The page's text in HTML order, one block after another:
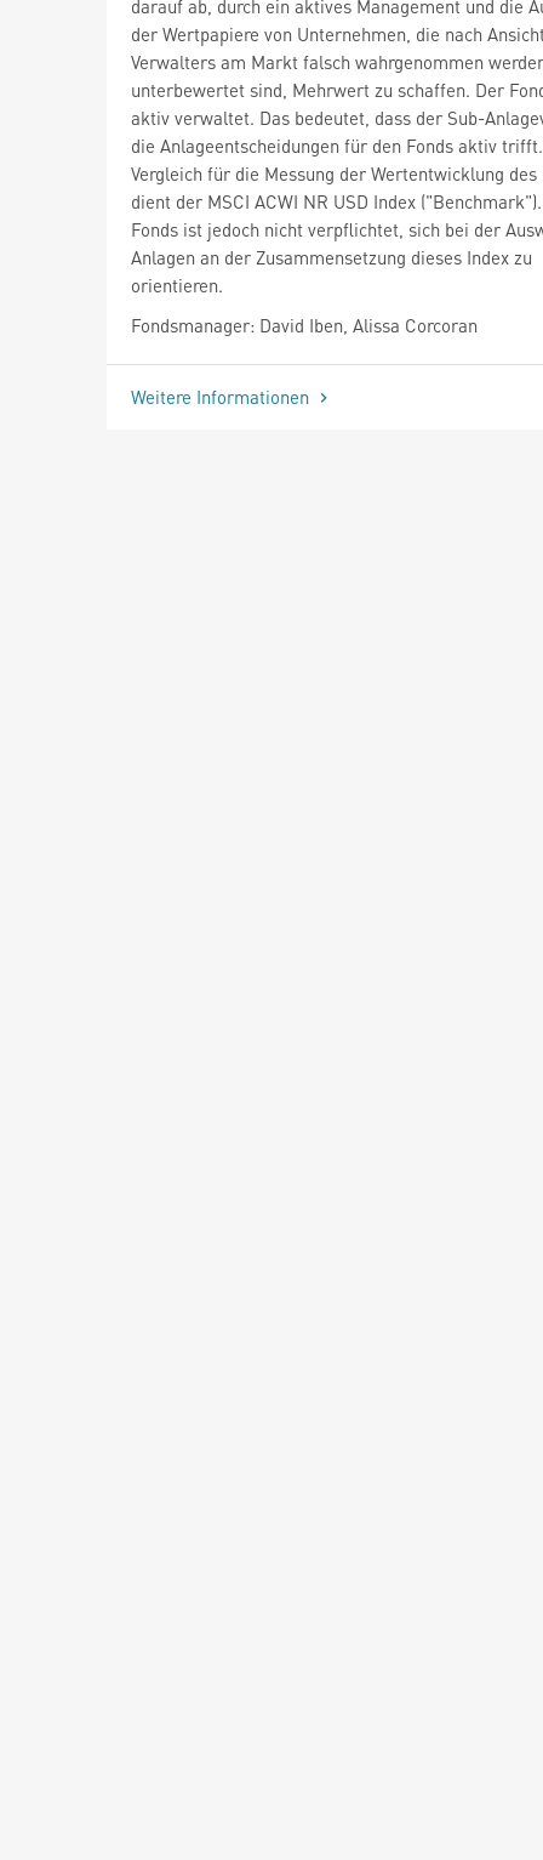
darauf ab, durch ein aktives Management und die
der Wertpapiere von Unternehmen, die nach
Verwalters am Markt falsch wahrgenommen
unterbewertet sind, Mehrwert zu schaffen. Der
aktiv verwaltet. Das bedeutet, dass der Sub-
die Anlageentscheidungen für den Fonds aktiv
Vergleich für die Messung der Wertentwicklung des
dient der MSCI ACWI NR USD Index
Fonds ist jedoch nicht verpflichtet, sich bei der
Anlagen an der Zusammensetzung dieses Index zu
orientieren.
Fondsmanager: David Iben, Alissa Corcoran
Weitere Informationen